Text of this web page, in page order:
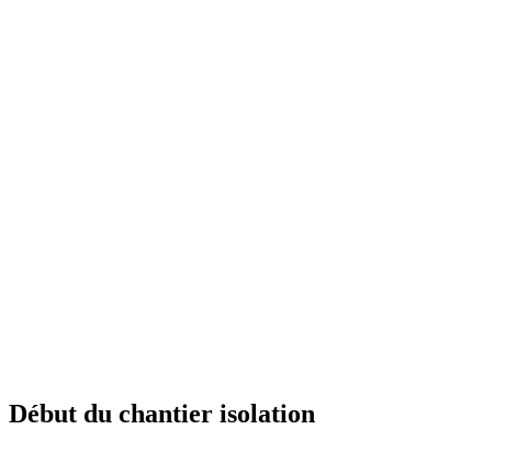
Début du chantier isolation